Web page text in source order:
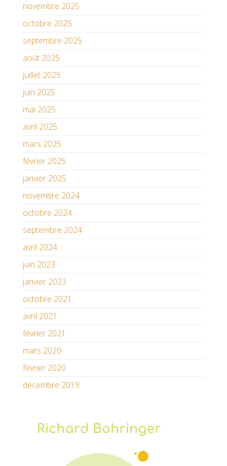
novembre 2025
octobre 2025
septembre 2025
août 2025
juillet 2025
juin 2025
mai 2025
avril 2025
mars 2025
février 2025
janvier 2025
novembre 2024
octobre 2024
septembre 2024
avril 2024
juin 2023
janvier 2023
octobre 2021
avril 2021
février 2021
mars 2020
février 2020
décembre 2019